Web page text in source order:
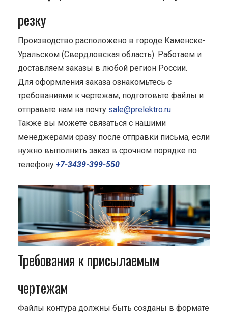
резку
Производство расположено в городе Каменске-
Уральском (Свердловская область). Работаем и
доставляем заказы в любой регион России.
Для оформления заказа ознакомьтесь с
требованиями к чертежам, подготовьте файлы и
отправьте нам на почту sale@prelektro.ru
Также вы можете связаться с нашими
менеджерами сразу после отправки письма, если
нужно выполнить заказ в срочном порядке по
телефону +7-3439-399-550
Требования к присылаемым
чертежам
Файлы контура должны быть созданы в формате